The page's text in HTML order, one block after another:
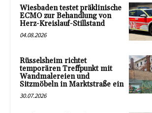
Wiesbaden testet präklinische
ECMO zur Behandlung von
Herz-Kreislauf-Stillstand
04.08.2026
Rüsselsheim richtet
temporären Treffpunkt mit
Wandmalereien und
Sitzmöbeln in Marktstraße ein
30.07.2026